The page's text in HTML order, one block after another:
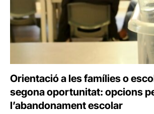
Orientació a les famílies o
segona oportunitat: opcions
l’abandonament escolar